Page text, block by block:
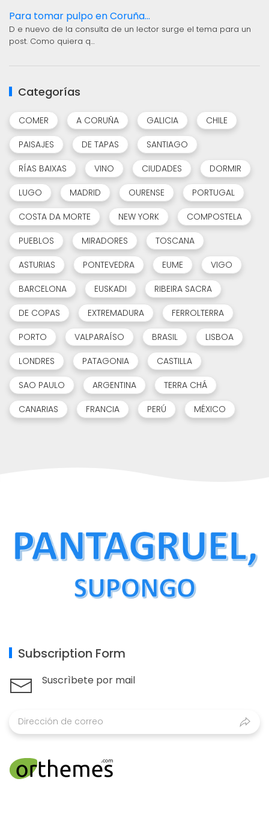
Para tomar pulpo en Coruña...
D e nuevo de la consulta de un lector surge el tema para un
post. Como quiera q…
Categorías
COMER A CORUÑA GALICIA
CHILE
PAISAJES
DE TAPAS
SANTIAGO
RÍAS BAIXAS
VINO CIUDADES
DORMIR
LUGO
MADRID OURENSE
PORTUGAL
COSTA DA MORTE
NEW YORK
COMPOSTELA
PUEBLOS
MIRADORES
TOSCANA
ASTURIAS
PONTEVEDRA EUME
VIGO
BARCELONA
EUSKADI
RIBEIRA SACRA
DE COPAS
EXTREMADURA
FERROLTERRA
PORTO
VALPARAÍSO BRASIL
LISBOA
LONDRES
PATAGONIA
CASTILLA
SAO PAULO
ARGENTINA
TERRA CHÁ
CANARIAS
FRANCIA PERÚ MÉXICO
Subscription Form
Suscrìbete por mail